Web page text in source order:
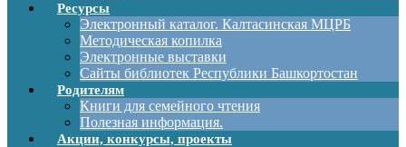
Ресурсы
Электронный каталог. Калтасинская МЦРБ
Методическая копилка
Электронные выставки
Сайты библиотек Республики Башкортостан
Родителям
Книги для семейного чтения
Полезная информация.
Акции, конкурсы, проекты